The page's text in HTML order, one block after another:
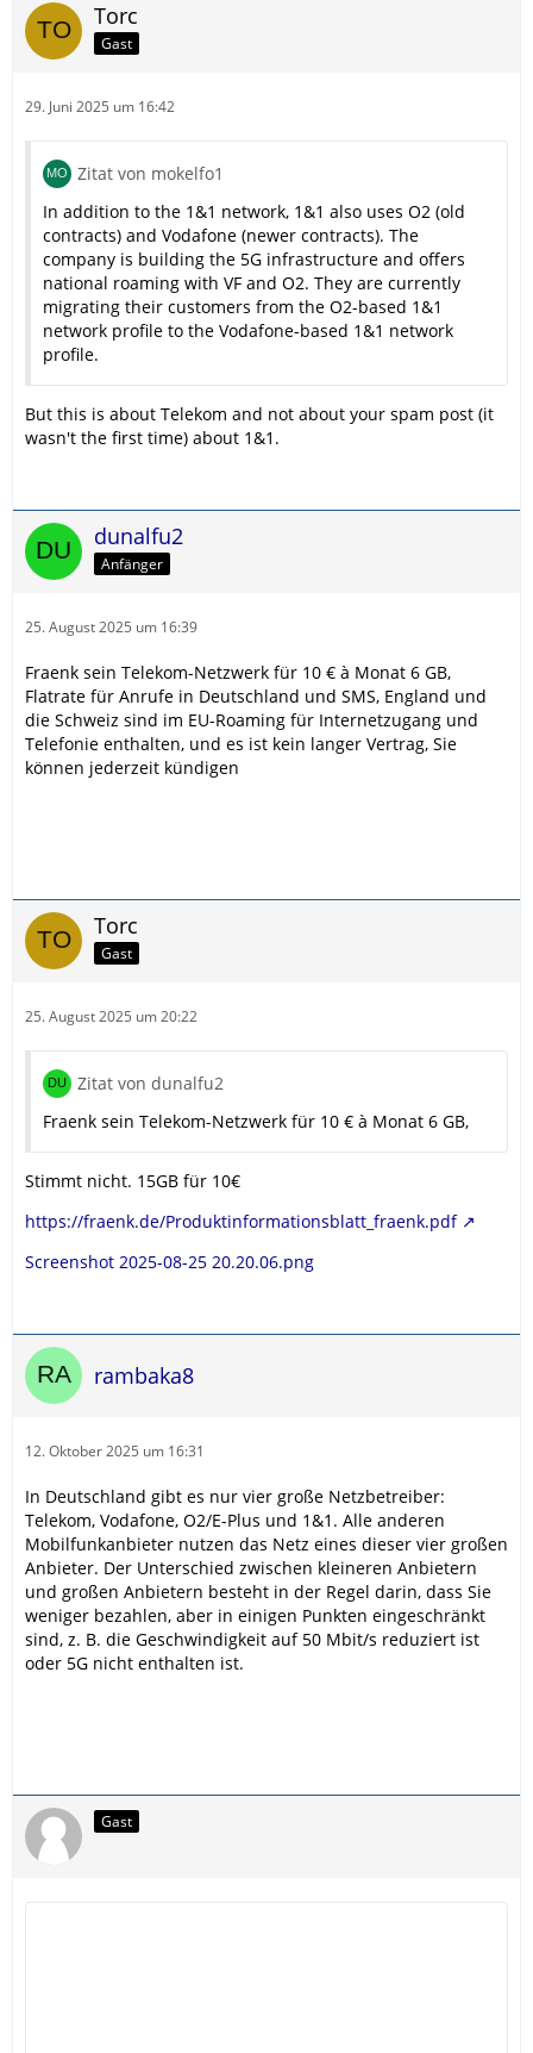
Torc
Gast
29. Juni 2025 um 16:42
Zitat von mokelfo1
In addition to the 1&1 network, 1&1 also uses O2 (old
contracts) and Vodafone (newer contracts). The
company is building the 5G infrastructure and offers
national roaming with VF and O2. They are currently
migrating their customers from the O2-based 1&1
network profile to the Vodafone-based 1&1 network
profile.
But this is about Telekom and not about your spam post (it
wasn't the first time) about 1&1.
dunalfu2
Anfänger
25. August 2025 um 16:39
Fraenk sein Telekom-Netzwerk für 10 € à Monat 6 GB,
Flatrate für Anrufe in Deutschland und SMS, England und
die Schweiz sind im EU-Roaming für Internetzugang und
Telefonie enthalten, und es ist kein langer Vertrag, Sie
können jederzeit kündigen
Torc
Gast
25. August 2025 um 20:22
Zitat von dunalfu2
Fraenk sein Telekom-Netzwerk für 10 € à Monat 6 GB,
Stimmt nicht. 15GB für 10€
https://fraenk.de/Produktinformationsblatt_fraenk.pdf
Screenshot 2025-08-25 20.20.06.png
rambaka8
12. Oktober 2025 um 16:31
In Deutschland gibt es nur vier große Netzbetreiber:
Telekom, Vodafone, O2/E-Plus und 1&1. Alle anderen
Mobilfunkanbieter nutzen das Netz eines dieser vier großen
Anbieter. Der Unterschied zwischen kleineren Anbietern
und großen Anbietern besteht in der Regel darin, dass Sie
weniger bezahlen, aber in einigen Punkten eingeschränkt
sind, z. B. die Geschwindigkeit auf 50 Mbit/s reduziert ist
oder 5G nicht enthalten ist.
Gast